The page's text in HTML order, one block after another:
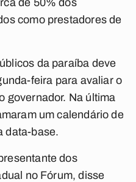
de 50% dos
como prestadores de
da paraíba deve
feira para avaliar o
governador. Na última
um calendário de
data-base.
dos
no Fórum, disse